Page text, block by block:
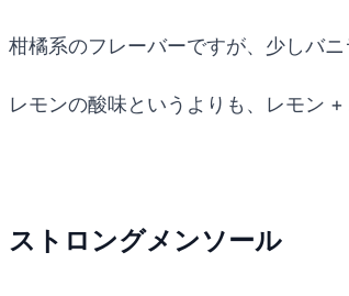
柑橘系のフレーバーですが、少しバ
レモンの酸味というよりも、レモン
ストロングメンソール